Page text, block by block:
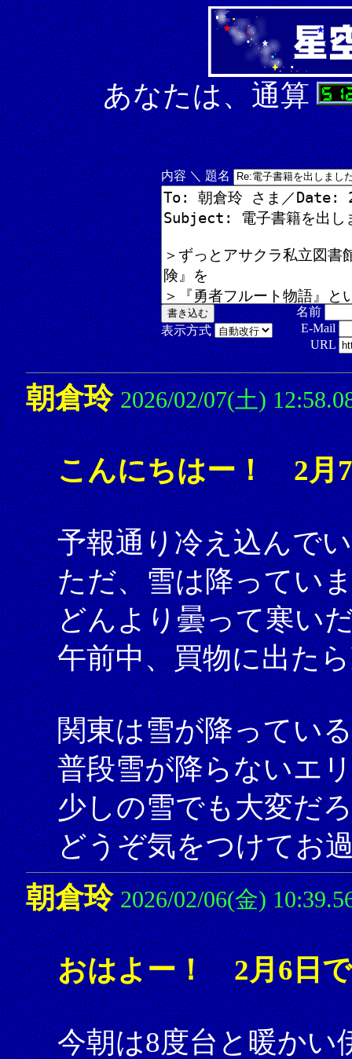
あなたは、通算
内容 ＼ 題名
表示方式
名前
E-Mail
URL
朝倉玲 2026/02/07(土)
こんにちはー！ 2月
予報通り冷え込んで
ただ、雪は降ってい
どんより曇って寒い
午前中、買物に出た
関東は雪が降ってい
普段雪が降らないエ
少しの雪でも大変だ
どうぞ気をつけてお
朝倉玲 2026/02/06(金)
おはよー！ 2月6日
今朝は8度台と暖かい